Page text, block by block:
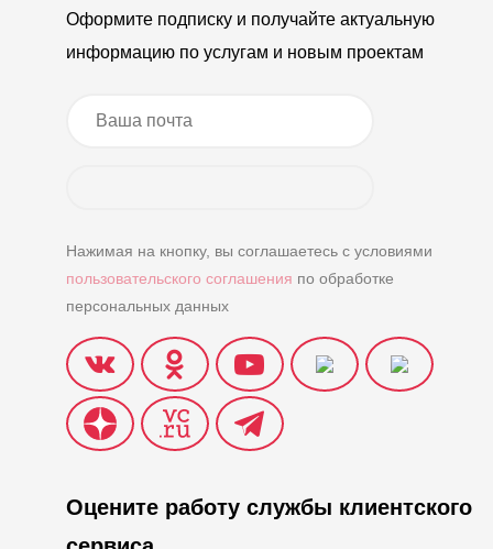
Оформите подписку и получайте актуальную
информацию по услугам и новым проектам
Нажимая на кнопку, вы соглашаетесь с условиями
пользовательского соглашения по обработке
персональных данных
Оцените работу службы клиентского